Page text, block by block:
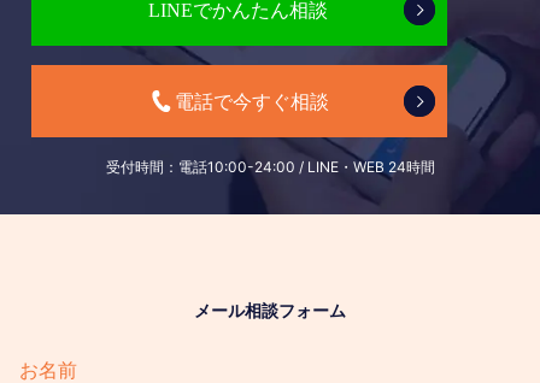
受付時間：電話10:00-24:00 / LINE・WEB 24時間
メール相談フォーム
お名前